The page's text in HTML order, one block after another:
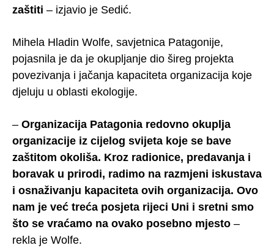
zaštiti – izjavio je Sedić.
Mihela Hladin Wolfe, savjetnica Patagonije,
pojasnila je da je okupljanje dio šireg projekta
povezivanja i jačanja kapaciteta organizacija koje
djeluju u oblasti ekologije.
– Organizacija Patagonia redovno okuplja
organizacije iz cijelog svijeta koje se bave
zaštitom okoliša. Kroz radionice, predavanja i
boravak u prirodi, radimo na razmjeni iskustava
i osnaživanju kapaciteta ovih organizacija. Ovo
nam je već treća posjeta rijeci Uni i sretni smo
što se vraćamo na ovako posebno mjesto –
rekla je Wolfe.